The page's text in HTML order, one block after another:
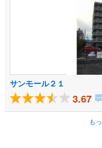
サンモール２１
3.67
も